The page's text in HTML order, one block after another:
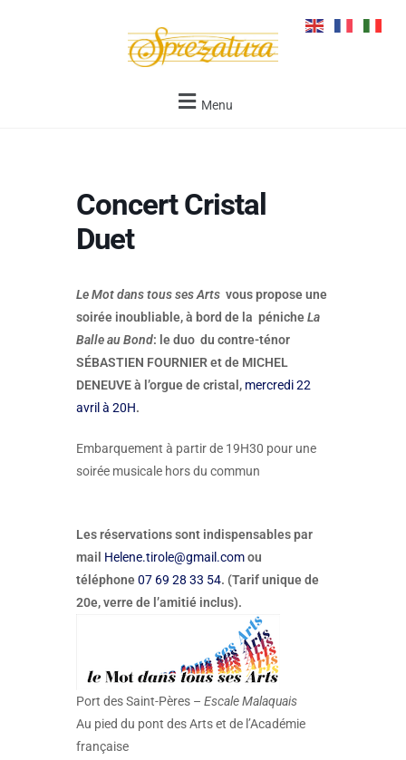
Menu
Concert Cristal
Duet
Le Mot dans tous ses Arts vous propose une
soirée inoubliable, à bord de la péniche La
Balle au Bond: le duo du contre-ténor
SÉBASTIEN FOURNIER et de MICHEL
DENEUVE à l’orgue de cristal, mercredi 22
avril à 20H.
Embarquement à partir de 19H30 pour une
soirée musicale hors du commun
Les réservations sont indispensables par
mail Helene.tirole@gmail.comou
téléphone 07 69 28 33 54. (Tarif unique de
20e, verre de l’amitié inclus).
Port des Saint-Pères – Escale Malaquais
Au pied du pont des Arts et de l’Académie
française